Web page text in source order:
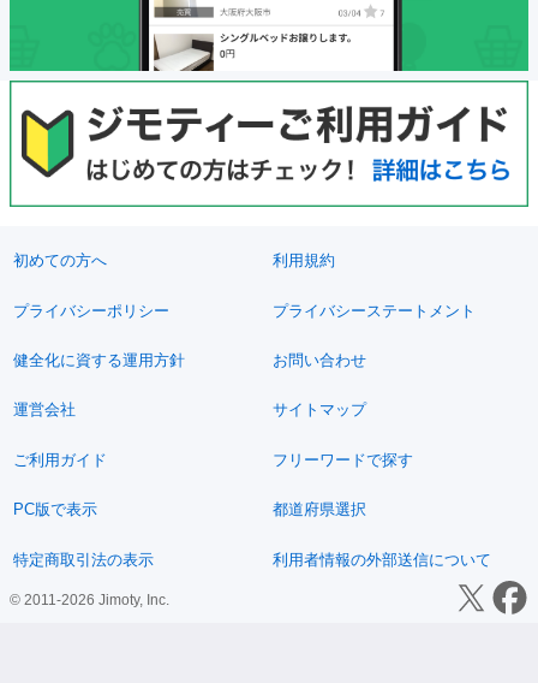
初めての方へ 利用規約
プライバシーポリシー プライバシーステートメント
健全化に資する運用方針 お問い合わせ
運営会社 サイトマップ
ご利用ガイド フリーワードで探す
PC版で表示 都道府県選択
特定商取引法の表示 利用者情報の外部送信について
© 2011-2026 Jimoty, Inc.